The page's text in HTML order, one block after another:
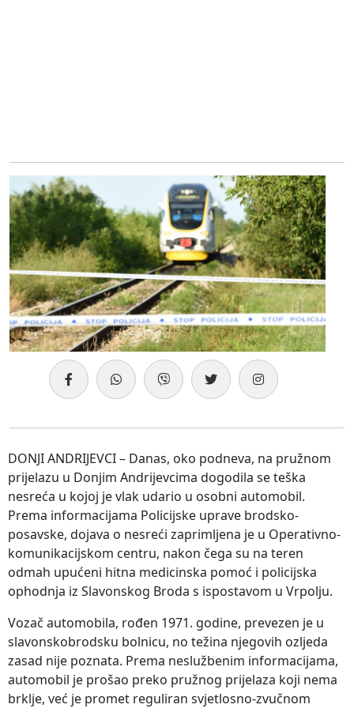
DONJI ANDRIJEVCI – Danas, oko podneva, na pružnom
prijelazu u Donjim Andrijevcima dogodila se teška
nesreća u kojoj je vlak udario u osobni automobil.
Prema informacijama Policijske uprave brodsko-
posavske, dojava o nesreći zaprimljena je u Operativno-
komunikacijskom centru, nakon čega su na teren
odmah upućeni hitna medicinska pomoć i policijska
ophodnja iz Slavonskog Broda s ispostavom u Vrpolju.
Vozač automobila, rođen 1971. godine, prevezen je u
slavonskobrodsku bolnicu, no težina njegovih ozljeda
zasad nije poznata. Prema neslužbenim informacijama,
automobil je prošao preko pružnog prijelaza koji nema
brklje, već je promet reguliran svjetlosno-zvučnom